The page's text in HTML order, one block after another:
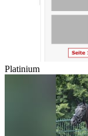
Platinium